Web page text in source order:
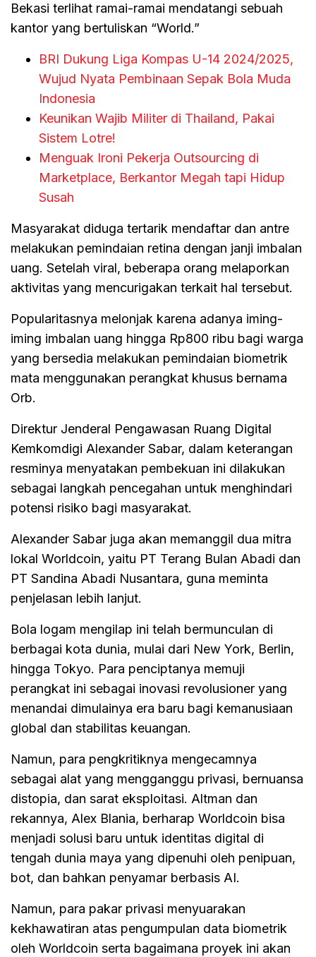
Bekasi terlihat ramai-ramai mendatangi sebuah
kantor yang bertuliskan “World.”
BRI Dukung Liga Kompas U-14 2024/2025,
Wujud Nyata Pembinaan Sepak Bola Muda
Indonesia
Keunikan Wajib Militer di Thailand, Pakai
Sistem Lotre!
Menguak Ironi Pekerja Outsourcing di
Marketplace, Berkantor Megah tapi Hidup
Susah
Masyarakat diduga tertarik mendaftar dan antre
melakukan pemindaian retina dengan janji imbalan
uang. Setelah viral, beberapa orang melaporkan
aktivitas yang mencurigakan terkait hal tersebut.
Popularitasnya melonjak karena adanya iming-
iming imbalan uang hingga Rp800 ribu bagi warga
yang bersedia melakukan pemindaian biometrik
mata menggunakan perangkat khusus bernama
Orb.
Direktur Jenderal Pengawasan Ruang Digital
Kemkomdigi Alexander Sabar, dalam keterangan
resminya menyatakan pembekuan ini dilakukan
sebagai langkah pencegahan untuk menghindari
potensi risiko bagi masyarakat.
Alexander Sabar juga akan memanggil dua mitra
lokal Worldcoin, yaitu PT Terang Bulan Abadi dan
PT Sandina Abadi Nusantara, guna meminta
penjelasan lebih lanjut.
Bola logam mengilap ini telah bermunculan di
berbagai kota dunia, mulai dari New York, Berlin,
hingga Tokyo. Para penciptanya memuji
perangkat ini sebagai inovasi revolusioner yang
menandai dimulainya era baru bagi kemanusiaan
global dan stabilitas keuangan.
Namun, para pengkritiknya mengecamnya
sebagai alat yang mengganggu privasi, bernuansa
distopia, dan sarat eksploitasi. Altman dan
rekannya, Alex Blania, berharap Worldcoin bisa
menjadi solusi baru untuk identitas digital di
tengah dunia maya yang dipenuhi oleh penipuan,
bot, dan bahkan penyamar berbasis AI.
Namun, para pakar privasi menyuarakan
kekhawatiran atas pengumpulan data biometrik
oleh Worldcoin serta bagaimana proyek ini akan